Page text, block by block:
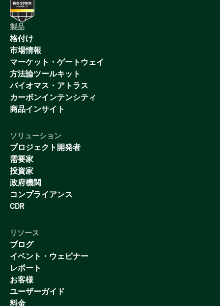
製品
格付け
市場情報
マーケット・ゲートウェイ
方法論ツールキット
バイオマス・アトラス
カーボンインテンシティ
商品インサイト
ソリューション
プロジェクト開発者
需要家
投資家
政府機関
コンプライアンス
CDR
リソース
ブログ
イベント・ウェビナー
レポート
お客様
ユーザーガイド
料金